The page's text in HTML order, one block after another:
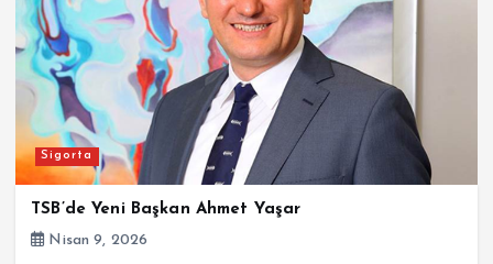
Sigorta
TSB’de Yeni Başkan Ahmet Yaşar
Nisan 9, 2026